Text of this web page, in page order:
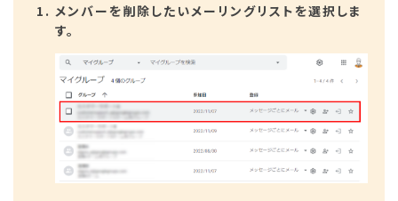
メンバーを削除したいメーリングリストを選択しま
す。